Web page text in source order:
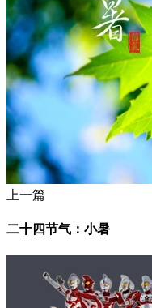
上一篇
二十四节气：小暑